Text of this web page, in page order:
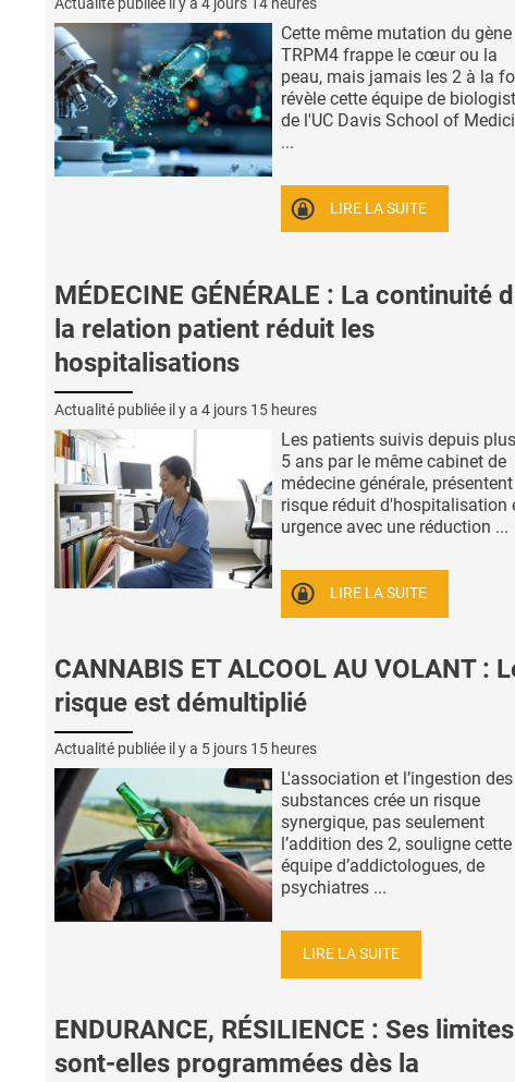
Cette même mutation du gène
TRPM4 frappe le cœur ou la
peau, mais jamais les 2 à la
révèle cette équipe de
de l'UC Davis School of
...
LIRE LA SUITE
MÉDECINE GÉNÉRALE : La continuité
la relation patient réduit les
hospitalisations
Actualité publiée il y a 4 jours 15 heures
Les patients suivis depuis
5 ans par le même cabinet de
médecine générale,
risque réduit d'hospitalisation
urgence avec une réduction ...
LIRE LA SUITE
CANNABIS ET ALCOOL AU VOLANT :
risque est démultiplié
Actualité publiée il y a 5 jours 15 heures
L'association et l’ingestion
substances crée un risque
synergique, pas seulement
l’addition des 2, souligne cette
équipe d’addictologues, de
psychiatres ...
LIRE LA SUITE
ENDURANCE, RÉSILIENCE : Ses limites
sont-elles programmées dès la